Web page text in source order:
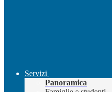
Servizi
Panoramica